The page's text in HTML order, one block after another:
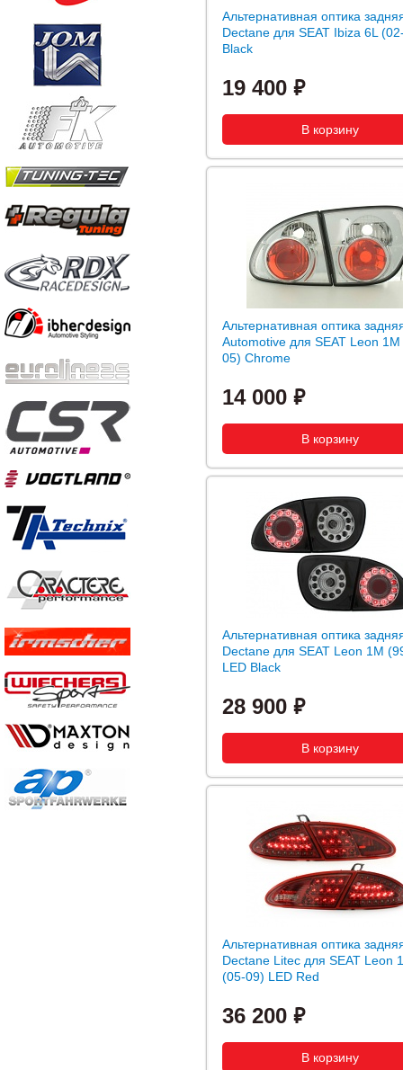
Альтернативная оптика
Dectane для SEAT Ibiza 6L
Black
19 400
Альтернативная оптика
Automotive для SEAT Leon
05) Chrome
14 000
Альтернативная оптика
Dectane для SEAT Leon 1M
LED Black
28 900
Альтернативная оптика
Dectane Litec для SEAT Leon
(05-09) LED Red
36 200